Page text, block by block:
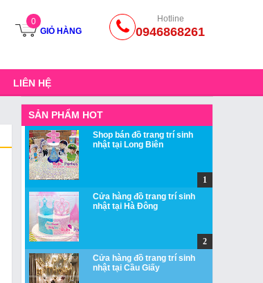
0
GIỎ HÀNG
Hotline
0946868261
LIÊN HỆ
SẢN PHẨM HOT
Shop bán đồ trang trí sinh
nhật tại Long Biên
Cửa hàng đồ trang trí sinh
nhật tại Hà Đông
Cửa hàng đồ trang trí sinh
nhật tại Cầu Giấy